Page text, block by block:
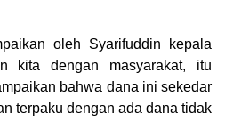
oleh Syarifuddin kepala
kita dengan masyarakat, itu
bahwa dana ini sekedar
terpaku dengan ada dana tidak